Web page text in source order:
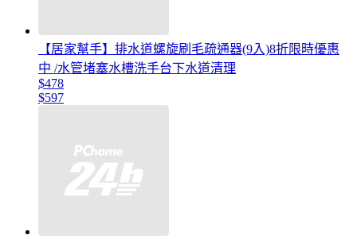
【居家幫手】排水道螺旋刷毛疏通器(9入)8折限時優惠
中 /水管堵塞水槽洗手台下水道清理
$478
$597